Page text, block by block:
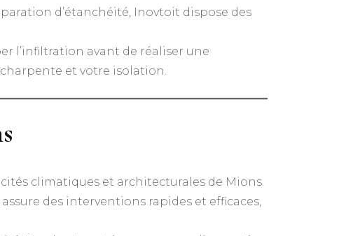
d’étanchéité, Inovtoit dispose des
l’infiltration avant de réaliser une
et votre isolation.
climatiques et architecturales de Mions.
des interventions rapides et efficaces,